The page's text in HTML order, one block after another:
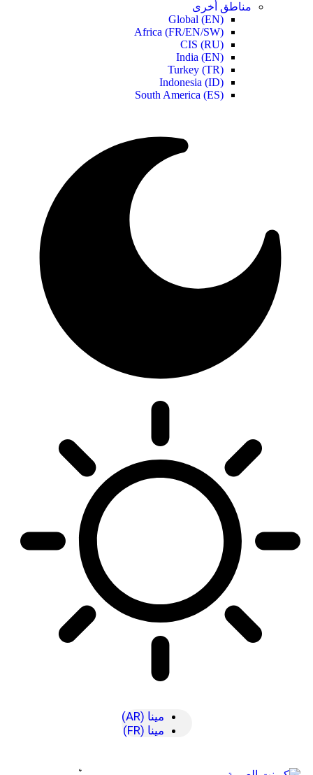
مناطق أخرى
Global (EN)
Africa (FR/EN/SW)
CIS (RU)
India (EN)
Turkey (TR)
Indonesia (ID)
South America (ES)
مينا (AR)
مينا (FR)